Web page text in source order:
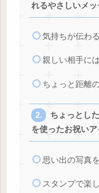
れるやさしいメッ
気持ちが伝わ
親しい相手に
ちょっと距離
ちょっとし
を使ったお祝い
思い出の写真
スタンプで楽